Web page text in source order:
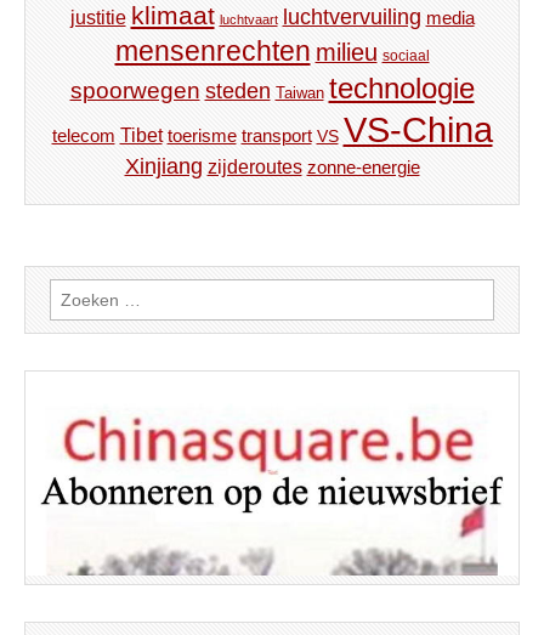
justitie klimaat luchtvaart luchtvervuiling media
mensenrechten milieu sociaal
spoorwegen steden Taiwan technologie
telecom Tibet toerisme transport VS VS-China
Xinjiang zijderoutes zonne-energie
Zoeken
naar: